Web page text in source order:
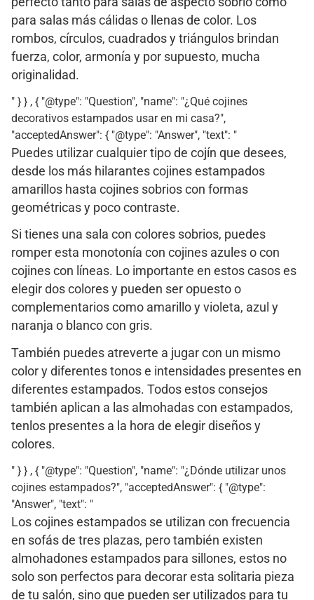
para salas más cálidas o llenas de color. Los
rombos, círculos, cuadrados y triángulos brindan
fuerza, color, armonía y por supuesto, mucha
originalidad.
" } } , { "@type": "Question", "name": "¿Qué cojines
decorativos estampados usar en mi casa?",
"acceptedAnswer": { "@type": "Answer", "text": "
Puedes utilizar cualquier tipo de cojín que desees,
desde los más hilarantes cojines estampados
amarillos hasta cojines sobrios con formas
geométricas y poco contraste.
Si tienes una sala con colores sobrios, puedes
romper esta monotonía con cojines azules o con
cojines con líneas. Lo importante en estos casos es
elegir dos colores y pueden ser opuesto o
complementarios como amarillo y violeta, azul y
naranja o blanco con gris.
También puedes atreverte a jugar con un mismo
color y diferentes tonos e intensidades presentes en
diferentes estampados. Todos estos consejos
también aplican a las almohadas con estampados,
tenlos presentes a la hora de elegir diseños y
colores.
" } } , { "@type": "Question", "name": "¿Dónde utilizar unos
cojines estampados?", "acceptedAnswer": { "@type":
"Answer", "text": "
Los cojines estampados se utilizan con frecuencia
en sofás de tres plazas, pero también existen
almohadones estampados para sillones, estos no
solo son perfectos para decorar esta solitaria pieza
de tu salón, sino que pueden ser utilizados para tu